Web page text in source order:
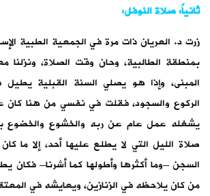
ثانياً: صلاة النوفل:
زرت د. العريان ذات مرة في الجمعية الطبية
بمنطقة الطالبية، وحان وقت الصلاة، ونزلنا
المبنى، وإذا هو يصلي السنة القبلية يطيل
الركوع والسجود، فقلت في نفسي من هنا كان
يشغله عمل عام عن ربه والخشوع والخضوع
صلاة الليل التي لا يطلع عليها أحد، إلا ما
السجن –وما أكثرها وأطولها كما أشرنا– فكان
من كان يلاحظه في الزنازين، ويعايشه في